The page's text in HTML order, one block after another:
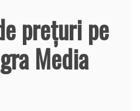
prețuri pe
Media